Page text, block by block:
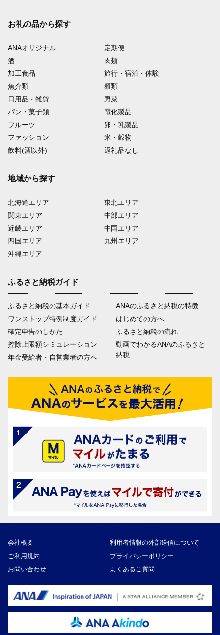
お礼の品から探す
ANAオリジナル
定期便
酒
肉類
加工食品
旅行・宿泊・体験
魚介類
麺類
日用品・雑貨
野菜
パン・菓子類
電化製品
フルーツ
卵・乳製品
ファッション
米・穀物
飲料(酒以外)
返礼品なし
地域から探す
北海道エリア
関東エリア
近畿エリア
四国エリア
沖縄エリア
東北エリア
中部エリア
中国エリア
九州エリア
ふるさと納税ガイド
ふるさと納税の基本ガイド
ワンストップ特例制度ガイド
確定申告のしかた
控除上限額シミュレーション
年金受給者・自営業者の方へ
ANAのふるさと納税の特徴
はじめての方へ
ふるさと納税の流れ
動画でわかるANAのふるさと
納税
会社概要
利用者情報の外部送信について
ご利用規約
プライバシーポリシー
お問い合わせ
よくあるご質問